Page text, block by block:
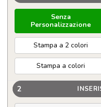
Senza
Personalizzazione
Stampa a 2 colori
Stampa a colori
2